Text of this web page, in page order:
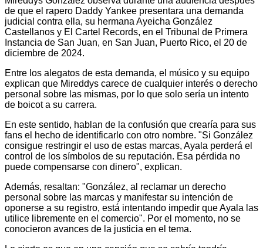
de que el rapero Daddy Yankee presentara una demanda
judicial contra ella, su hermana Ayeicha González
Castellanos y El Cartel Records, en el Tribunal de Primera
Instancia de San Juan, en San Juan, Puerto Rico, el 20 de
diciembre de 2024.
Entre los alegatos de esta demanda, el músico y su equipo
explican que Mireddys carece de cualquier interés o derecho
personal sobre las mismas, por lo que solo sería un intento
de boicot a su carrera.
En este sentido, hablan de la confusión que crearía para sus
fans el hecho de identificarlo con otro nombre. "Si González
consigue restringir el uso de estas marcas, Ayala perderá el
control de los símbolos de su reputación. Esa pérdida no
puede compensarse con dinero", explican.
Además, resaltan: "González, al reclamar un derecho
personal sobre las marcas y manifestar su intención de
oponerse a su registro, está intentando impedir que Ayala las
utilice libremente en el comercio". Por el momento, no se
conocieron avances de la justicia en el tema.